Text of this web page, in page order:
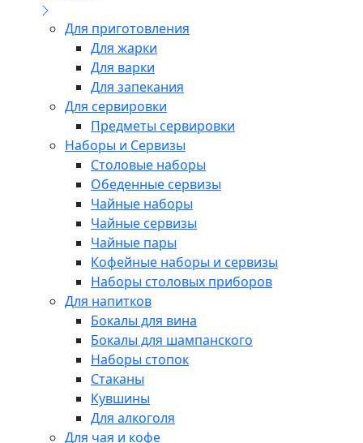
Для приготовления
Для жарки
Для варки
Для запекания
Для сервировки
Предметы сервировки
Наборы и Сервизы
Столовые наборы
Обеденные сервизы
Чайные наборы
Чайные сервизы
Чайные пары
Кофейные наборы и сервизы
Наборы столовых приборов
Для напитков
Бокалы для вина
Бокалы для шампанского
Наборы стопок
Стаканы
Кувшины
Для алкоголя
Для чая и кофе